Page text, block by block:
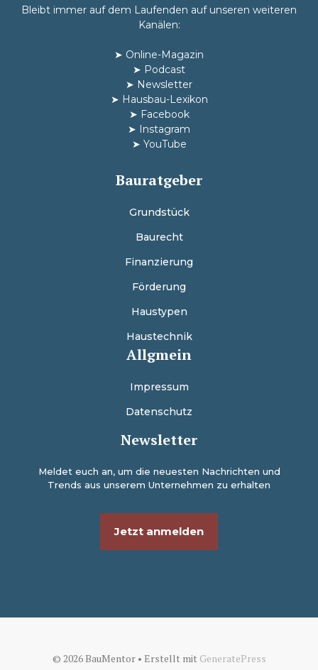
Bleibt immer auf dem Laufenden auf unseren weiteren
Kanälen:
➤ Online-Magazin
➤ Podcast
➤ Newsletter
➤ Hausbau-Lexikon
➤ Facebook
➤ Instagram
➤ YouTube
Bauratgeber
Grundstück
Baurecht
Finanzierung
Förderung
Haustypen
Haustechnik
Allgmein
Impressum
Datenschutz
Newsletter
Meldet euch an, um die neuesten Nachrichten und
Trends aus unserem Unternehmen zu erhalten
Jetzt anmelden
© 2026 BauMentor• Erstellt mit GeneratePress